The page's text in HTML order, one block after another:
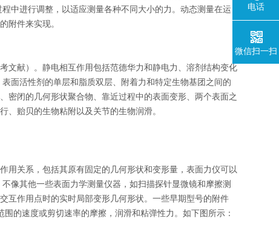
中进行调整，以适应测量各种不同大小的力。动态测量在运
附件来实现。
文献）。静电相互作用包括范德华力和静电力、溶剂结构变化
面活性剂的单层和脂质双层、附着力和特定生物基团之间的
密闭的几何形状聚合物、靠近过程中的表面变形、两个表面之
、贻贝的生物粘附以及关节的生物润滑。
用关系，包括其原有固定的几何形状和变形量，表面力仪可以
像其他一些表面力学测量仪器，如扫描探针显微镜和摩擦测
互作用点时的实时局部变形几何形状。一些早期型号的附件
的速度或剪切速率的摩擦，润滑和粘弹性力。如下图所示：
电话
微信扫一扫